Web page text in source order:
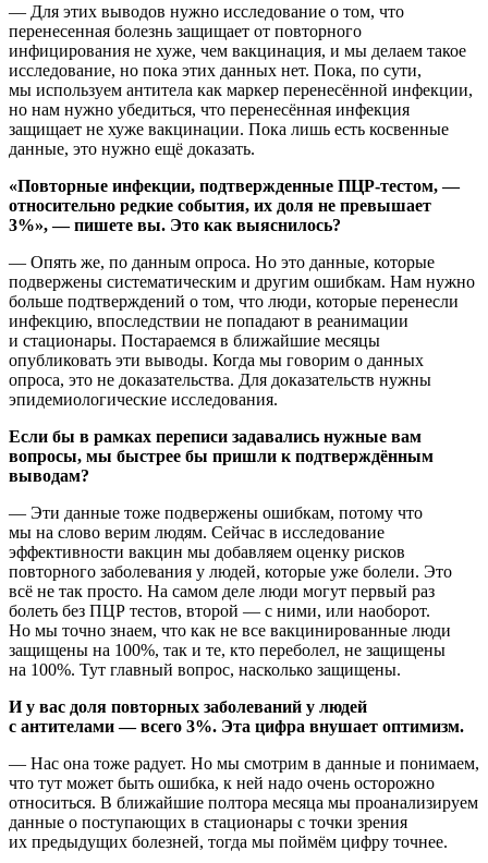
— Для этих выводов нужно исследование о том, что
перенесенная болезнь защищает от повторного
инфицирования не хуже, чем вакцинация, и мы делаем такое
исследование, но пока этих данных нет. Пока, по сути,
мы используем антитела как маркер перенесённой инфекции,
но нам нужно убедиться, что перенесённая инфекция
защищает не хуже вакцинации. Пока лишь есть косвенные
данные, это нужно ещё доказать.
«Повторные инфекции, подтвержденные ПЦР-тестом, —
относительно редкие события, их доля не превышает
3%», — пишете вы. Это как выяснилось?
— Опять же, по данным опроса. Но это данные, которые
подвержены систематическим и другим ошибкам. Нам нужно
больше подтверждений о том, что люди, которые перенесли
инфекцию, впоследствии не попадают в реанимации
и стационары. Постараемся в ближайшие месяцы
опубликовать эти выводы. Когда мы говорим о данных
опроса, это не доказательства. Для доказательств нужны
эпидемиологические исследования.
Если бы в рамках переписи задавались нужные вам
вопросы, мы быстрее бы пришли к подтверждённым
выводам?
— Эти данные тоже подвержены ошибкам, потому что
мы на слово верим людям. Сейчас в исследование
эффективности вакцин мы добавляем оценку рисков
повторного заболевания у людей, которые уже болели. Это
всё не так просто. На самом деле люди могут первый раз
болеть без ПЦР тестов, второй — с ними, или наоборот.
Но мы точно знаем, что как не все вакцинированные люди
защищены на 100%, так и те, кто переболел, не защищены
на 100%. Тут главный вопрос, насколько защищены.
И у вас доля повторных заболеваний у людей
с антителами — всего 3%. Эта цифра внушает оптимизм.
— Нас она тоже радует. Но мы смотрим в данные и понимаем,
что тут может быть ошибка, к ней надо очень осторожно
относиться. В ближайшие полтора месяца мы проанализируем
данные о поступающих в стационары с точки зрения
их предыдущих болезней, тогда мы поймём цифру точнее.